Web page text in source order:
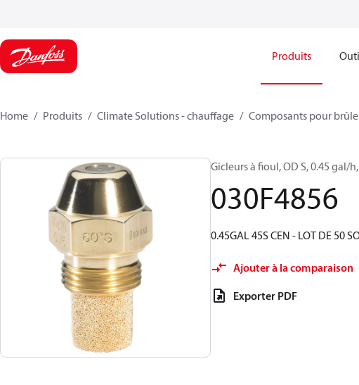
Produits
Home Produits Climate Solutions - chauffage Composants pour
Gicleurs à fioul, OD S, 0.45 gal/
030F4856
0.45GAL 45S CEN - LOT DE 50
Ajouter à la comparaison
Exporter PDF